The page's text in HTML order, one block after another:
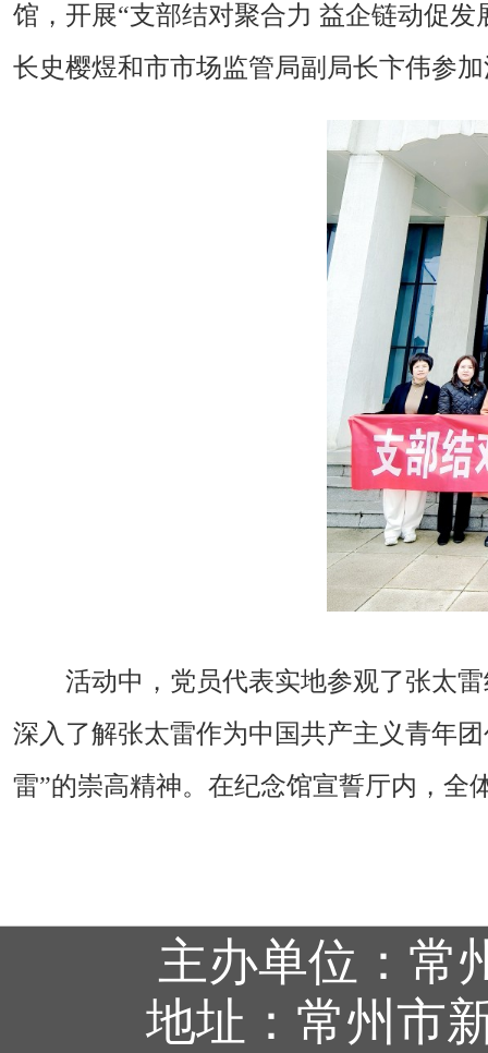
馆，开展“支部结对聚合力 益企链动促
长史樱煜和市市场监管局副局长卞伟参
活动中，党员代表实地参观了张太
深入了解张太雷作为中国共产主义青年
雷”的崇高精神。在纪念馆宣誓厅内，全
主办单位：常
地址：常州市